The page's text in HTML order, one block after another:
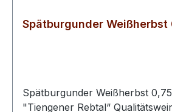
Spätburgunder Weißherbst
Spätburgunder Weißherbst
"Tiengener Rebtal“